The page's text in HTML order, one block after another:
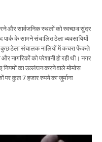
और सार्वजनिक स्थलों को स्वच्छ व सुंदर
के सामने संचालित ठेला व्यवसायियों
कुछ ठेला संचालक नालियों में कचरा फेंकते
नागरिकों को परेशानी हो रही थी। नगर
नियमों का उल्लंघन करने वाले मोमोस
कुल 7 हजार रुपये का जुर्माना